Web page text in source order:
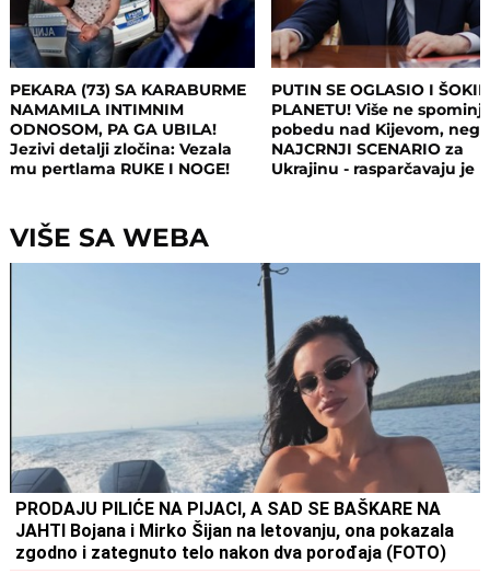
PEKARA (73) SA KARABURME
NAMAMILA INTIMNIM
ODNOSOM, PA GA UBILA!
Jezivi detalji zločina: Vezala
mu pertlama RUKE I NOGE!
PUTIN SE OGLASIO I
PLANETU! Više ne
pobedu nad Kijevom, nego
NAJCRNJI SCENARIO za
Ukrajinu - rasparčavaju je
VIŠE SA WEBA
PRODAJU PILIĆE NA PIJACI, A SAD SE BAŠKARE NA
JAHTI Bojana i Mirko Šijan na letovanju, ona pokazala
zgodno i zategnuto telo nakon dva porođaja (FOTO)